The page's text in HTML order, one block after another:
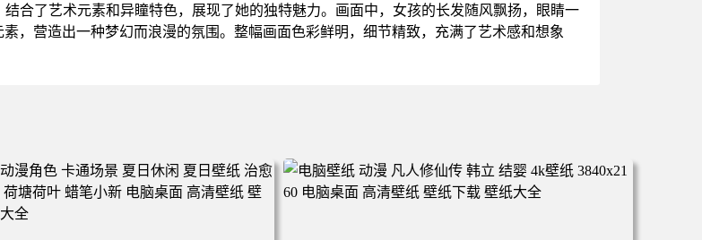
合了艺术元素和异瞳特色，展现了她的独特魅力。画面中，女孩的长发随风飘扬，眼睛一
，营造出一种梦幻而浪漫的氛围。整幅画面色彩鲜明，细节精致，充满了艺术感和想象